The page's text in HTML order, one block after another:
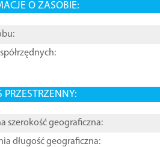
O ZASOBIE:
PRZESTRZENNY:
szerokość geograficzna:
długość geograficzna: